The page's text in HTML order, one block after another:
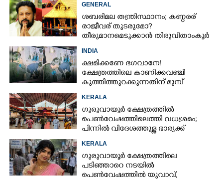
GENERAL
ശബരിമല തന്ത്രിസ്ഥാനം; കണ്ഠരര്
രാജീവര് തുടരുമോ?
തീരുമാനമെടുക്കാൻ തിരുവിതാംകൂർ
INDIA
ക്ഷമിക്കണേ ഭഗവാനേ!
ക്ഷേത്രത്തിലെ കാണിക്കവഞ്ചി
കുത്തിത്തുറക്കുന്നതിന് മുമ്പ്
KERALA
ഗുരുവായൂർ ക്ഷേത്രത്തിൽ
പെൺവേഷത്തിലെത്തി വധശ്രമം;
പിന്നിൽ വിദേശത്തുള്ള ഭാര്യക്ക്
KERALA
ഗുരുവായൂർ ക്ഷേത്രത്തിലെ
പടിഞ്ഞാറെ നടയിൽ
പെൺവേഷത്തിൽ യുവാവ്,​